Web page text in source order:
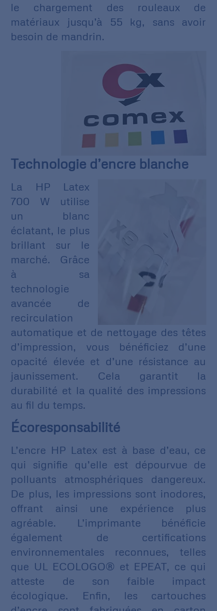
le chargement des rouleaux de
matériaux jusqu’à 55 kg, sans avoir
besoin de mandrin.
Technologie d’encre blanche
La HP Latex
700 W utilise
un blanc
éclatant, le plus
brillant sur le
marché. Grâce
à sa
technologie
avancée de
recirculation
automatique et de nettoyage des têtes
d’impression, vous bénéficiez d’une
opacité élevée et d’une résistance au
jaunissement. Cela garantit la
durabilité et la qualité des impressions
au fil du temps.
Écoresponsabilité
L’encre HP Latex est à base d’eau, ce
qui signifie qu’elle est dépourvue de
polluants atmosphériques dangereux.
De plus, les impressions sont inodores,
offrant ainsi une expérience plus
agréable. L’imprimante bénéficie
également de certifications
environnementales reconnues, telles
que UL ECOLOGO® et EPEAT, ce qui
atteste de son faible impact
écologique. Enfin, les cartouches